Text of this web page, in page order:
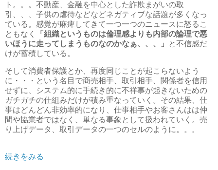
ト。。。不動産、金融を中心とした詐欺まがいの取
引、、、子供の虐待などなどネガティブな話題が多くなっ
ている。感覚が麻痺してきて一つ一つのニュースに怒るこ
ともなく
「組織というものは倫理感よりも内部の論理で悪
いほうに走ってしまうものなのかなぁ、、、」
と不信感だ
けが蓄積している。
そして消費者保護とか、再度同じことが起こらないよう
に・・・という名目で商売相手、取引相手、関係者を信用
せずに、システム的に手続き的に不祥事が起きないための
ガチガチの仕組みだけが積み重なっていく。その結果、仕
事はどんどん非効率的になり、仕事相手やお客さんはは仲
間や協業者ではなく、単なる事象として扱われていく。売
り上げデータ、取引データの一つのセルのように。。。
続きをみる